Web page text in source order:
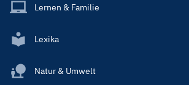
Lernen & Familie
Lexika
Natur & Umwelt